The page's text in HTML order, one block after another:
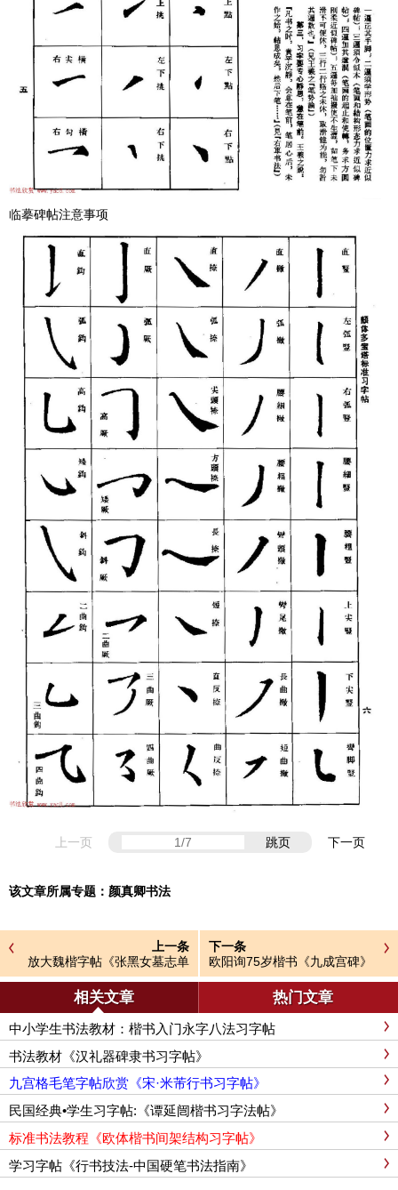
临摹碑帖注意事项
上一页 跳页 下一页
该文章所属专题： 颜真卿书法
上一条
放大魏楷字帖《张黑女墓志单
字帖》
下一条
欧阳询75岁楷书《九成宫碑》
玉山草堂本
相关文章 热门文章
中小学生书法教材：楷书入门永字八法习字帖
书法教材《汉礼器碑隶书习字帖》
九宫格毛笔字帖欣赏《宋·米芾行书习字帖》
民国经典•学生习字帖:《谭延闿楷书习字法帖》
标准书法教程《欧体楷书间架结构习字帖》
学习字帖《行书技法-中国硬笔书法指南》